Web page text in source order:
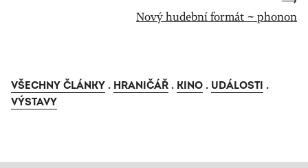
Nový hudební formát ~ phonon
VŠECHNY ČLÁNKY . HRANIČÁŘ . KINO . UDÁLOSTI .
VÝSTAVY